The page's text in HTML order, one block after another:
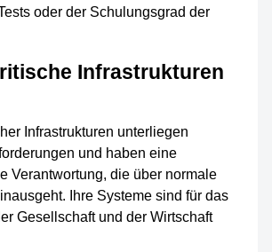
oder der Schulungsgrad der
Infrastrukturen
Infrastrukturen unterliegen
und haben eine
Verantwortung, die über normale
Ihre Systeme sind für das
Gesellschaft und der Wirtschaft